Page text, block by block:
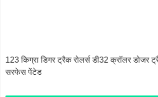
123 किग्रा डिगर ट्रैक रोलर्स डी32 क्रॉलर डोजर
सरफेस पेंटेड